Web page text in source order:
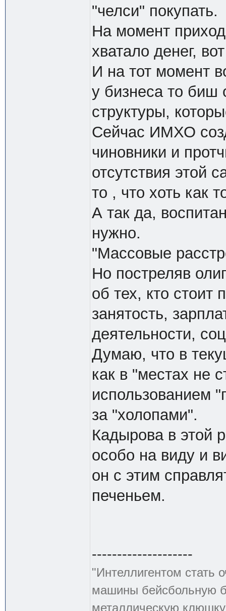
"челси" покупать.
На момент
хватало денег,
И на тот момент
у бизнеса то биш
структуры,
Сейчас ИМХО
чиновники и
отсутствия этой
то , что хоть как
А так да,
нужно.
"Массовые
Но постреляв
об тех, кто стоит
занятость,
деятельности,
Думаю, что в
как в "местах не
использованием
за "холопами".
Кадырова в этой
особо на виду и
он с этим
печеньем.
--------------------
"Интеллигентом стать
машины бейсбольную
металлическую